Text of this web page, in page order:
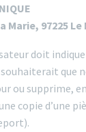
Marie, 97225
doit
souhaiterait que
ou supprime,
copie d’une